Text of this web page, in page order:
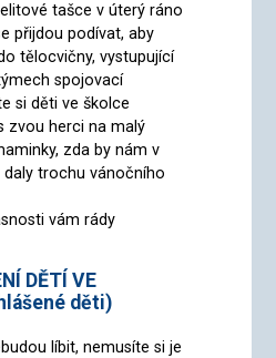
tašce v úterý ráno
přijdou podívat, aby
tělocvičny, vystupující
spojovací
si děti ve školce
zvou herci na malý
zda by nám v
trochu vánočního
vám rády
DĚTÍ VE
děti)
líbit, nemusíte si je